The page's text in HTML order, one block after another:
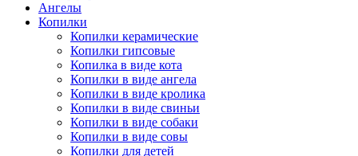
Ангелы
Копилки
Копилки керамические
Копилки гипсовые
Копилка в виде кота
Копилки в виде ангела
Копилки в виде кролика
Копилки в виде свиньи
Копилки в виде собаки
Копилки в виде совы
Копилки для детей